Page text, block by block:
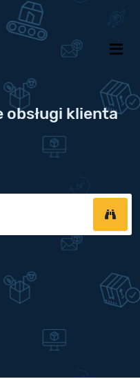
obsługi klienta